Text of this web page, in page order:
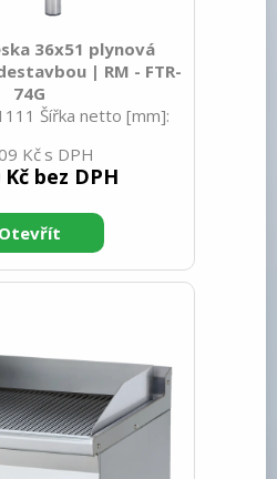
36x51 plynová
| RM - FTR-
74G
Šířka netto [mm]:
Hmotnost netto [kg]:
[mm]: 430 Hloubka
brutto [kg]: 69.00 Typ
zařízení Konstruční
Výkon plynový
barva zařízení:
Materiál: N
Kč
Kč bez DPH